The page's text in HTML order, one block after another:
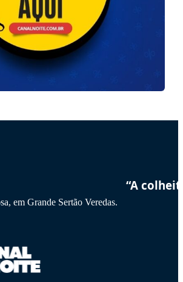
“A
em Grande Sertão Veredas.